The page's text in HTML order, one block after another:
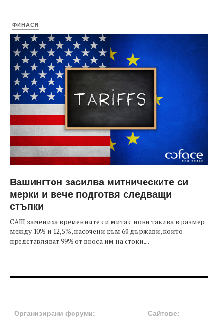
ФИНАСИ
Вашингтон засилва митническите си
мерки и вече подготвя следващи
стъпки
САЩ замениха временните си мита с нови такива в размер
между 10% и 12,5%, насочени към 60 държави, които
представляват 99% от вноса им на стоки....
Организирани форуми:
Сайтове: